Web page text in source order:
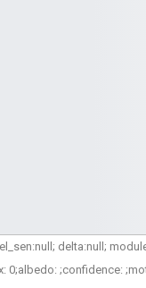
delta:null;
0;albedo: ;confidence: